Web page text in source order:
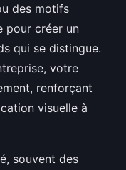
des motifs
pour créer un
qui se distingue.
votre
renforçant
visuelle à
souvent des